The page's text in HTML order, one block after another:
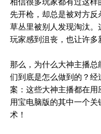
先开枪，却总是被对方
草丛里被别人发现淘汰
玩家感到沮丧，也让许多
那么，为什么大神主播总
们到底是怎么做到的？
案：这些大神主播都在
用宝电脑版的其中一个
术！